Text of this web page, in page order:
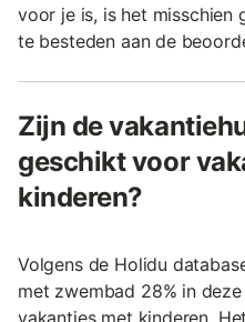
voor je is, is het misschien
te besteden aan de
Zijn de
geschikt voor
kinderen?
Volgens de Holidu
met zwembad 28% in
vakanties met kinderen.